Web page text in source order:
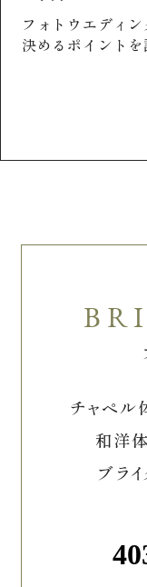
フォトウエディ
決めるポイント
チャペル
和洋
ブラ